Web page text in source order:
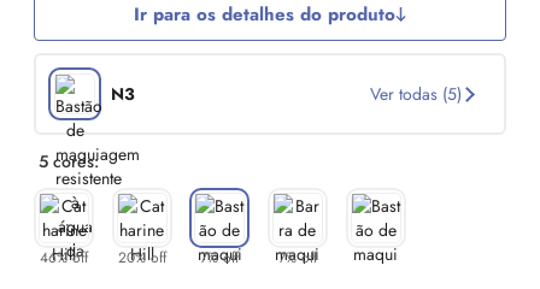
Ir para os detalhes do produto
N3 Ver todas (5)
5 cores:
46% off 20% off 7% off 7% off